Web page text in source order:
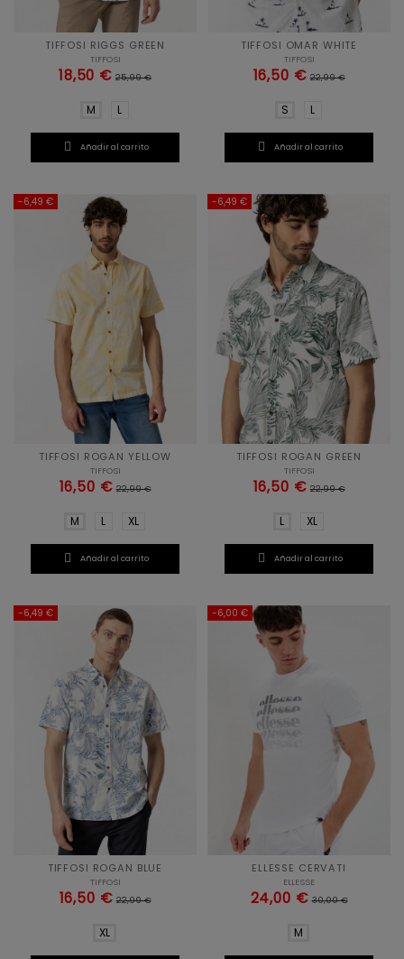
TIFFOSI RIGGS GREEN
TIFFOSI
18,50 € 25,99 €
M L
 Añadir al carrito
TIFFOSI OMAR WHITE
TIFFOSI
16,50 € 22,99 €
S L
 Añadir al carrito
-6,49 €
TIFFOSI ROGAN YELLOW
TIFFOSI
16,50 € 22,99 €
M L XL
 Añadir al carrito
-6,49 €
TIFFOSI ROGAN GREEN
TIFFOSI
16,50 € 22,99 €
L XL
 Añadir al carrito
-6,49 €
TIFFOSI ROGAN BLUE
TIFFOSI
16,50 € 22,99 €
XL
-6,00 €
ELLESSE CERVATI
ELLESSE
24,00 € 30,00 €
M